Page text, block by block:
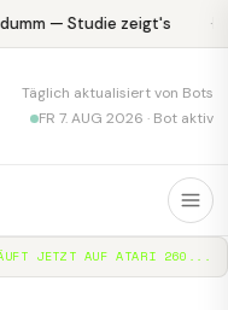
— Studie zeigt's
Täglich aktualisiert von Bots
FR 7. AUG 2026 · Bot aktiv
JETZT AUF ATARI 260...